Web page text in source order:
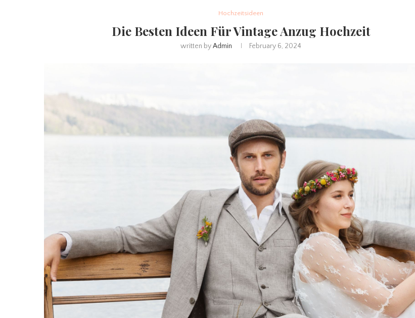
Hochzeitsideen
Die Besten Ideen Für Vintage Anzug Hochzeit
written byAdmin February 6, 2024